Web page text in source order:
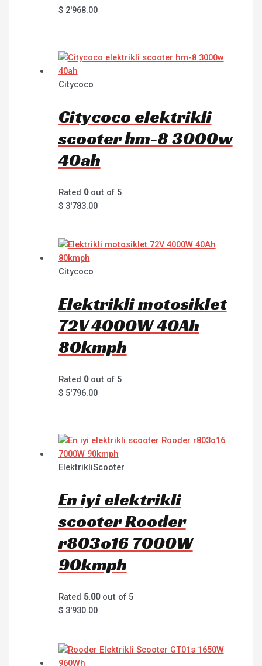
$2'968.00
Citycoco
Citycoco elektrikli
scooter hm-8 3000w
40ah
Rated 0out of 5
$3'783.00
Citycoco
Elektrikli motosiklet
72V 4000W 40Ah
80kmph
Rated 0out of 5
$5'796.00
ElektrikliScooter
En iyi elektrikli
scooter Rooder
r803o16 7000W
90kmph
Rated 5.00out of 5
$3'930.00